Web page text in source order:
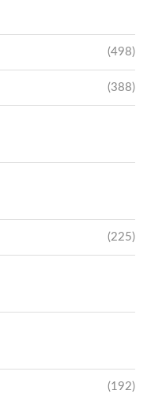
(498)
(388)
(225)
(192)